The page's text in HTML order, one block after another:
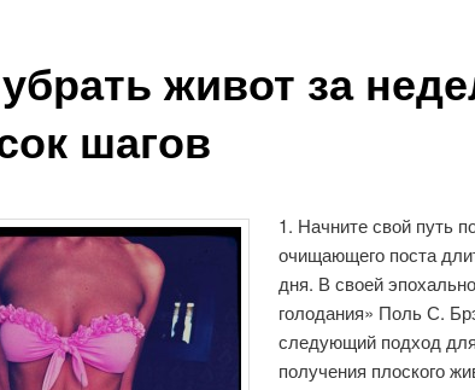
живот за
шагов
1. Начните свой путь
очищающего поста
дня. В своей
голодания» Поль С.
следующий подход
получения плоского